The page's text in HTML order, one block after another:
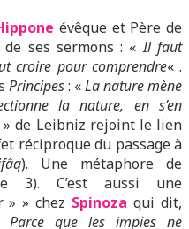
évêque et Père de
de ses sermons : «Il faut
croire pour comprendre« .
Principes: «La nature mène
la nature, en s’en
» de Leibniz rejoint le lien
réciproque du passage à
). Une métaphore de
3). C’est aussi une
» » chez Spinoza qui dit,
Parce que les impies ne